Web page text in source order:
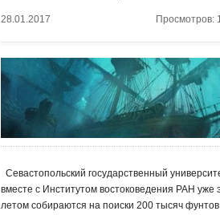
28.01.2017 Просмотров:
Севастопольский государственный
вместе с Институтом востоковедения РАН уже
летом собираются на поиски 200 тысяч фунтов